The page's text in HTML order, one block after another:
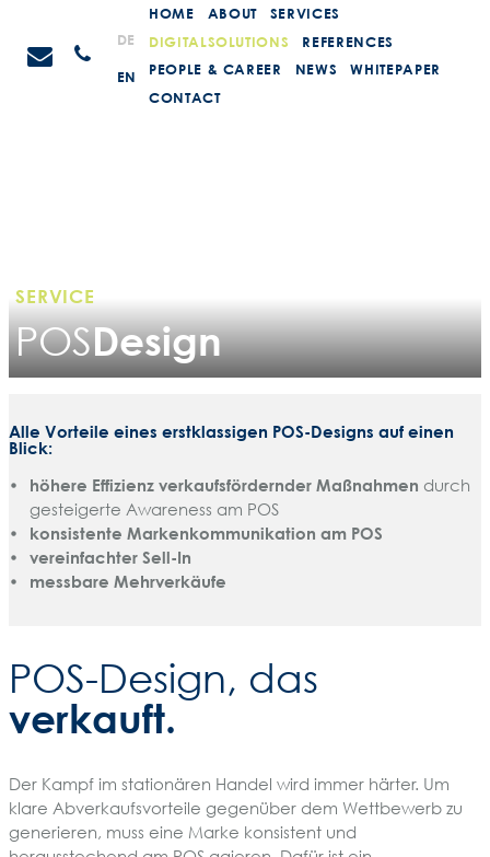
Inhalt
STEIN
PromotionsAnrufen
DE
EN
HOME ABOUT
SERVICES
DIGITALSOLUTIONS
REFERENCES
PEOPLE & CAREER
NEWS
WHITEPAPER
CONTACT
SERVICE
POSDesign
Alle Vorteile eines erstklassigen POS-Designs auf einen
Blick:
höhere Effizienz verkaufsfördernder Maßnahmen durch
gesteigerte Awareness am POS
konsistente Markenkommunikation am POS
vereinfachter Sell-In
messbare Mehrverkäufe
POS-Design, das
verkauft.
Der Kampf im stationären Handel wird immer härter. Um
klare Abverkaufsvorteile gegenüber dem Wettbewerb zu
generieren, muss eine Marke konsistent und